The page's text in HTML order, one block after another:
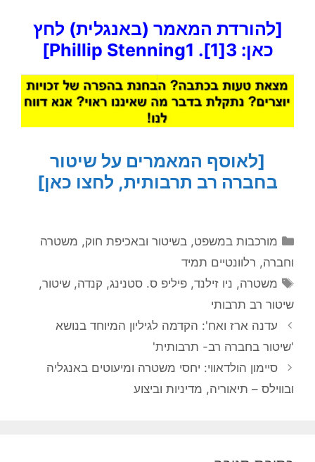
[להורדת המאמר (באנגלית) לחץ
כאן:3[1]. Phillip Stenning1
]
[לאוסף המאמרים על שיטור
בחברה רב תרבותית, לחצו כאן]
קטגוריות
מורכבות במשפט, בשיטור ובאכיפת חוק, משטרה
וחברה, רלוונטיים תמיד
תגיות
משטרה, ניו זילנד,פיליפ ס. סטנינג, קנדה,שיטור,
שיטור רב תרבותי
עדנה ארז ואח': הקדמה לגיליון המיוחד בנושא
'שיטור בחברה רב- תרבותית'
סיימון הולדאווי: יחסי משטרה ומיעוטים באנגליה
ובווילס – תיאוריה, מדיניות וביצוע